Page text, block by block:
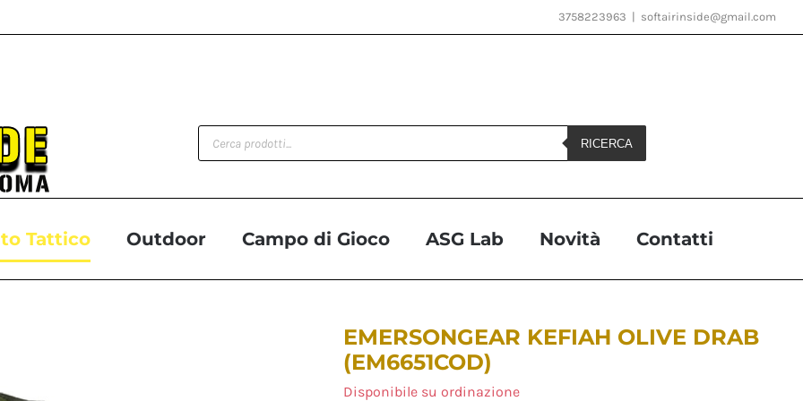
3758223963 softairinside@gmail.com
Products
search
RICERCA
Tattico Outdoor Campo di Gioco ASG Lab Novità Contatti
EMERSONGEAR KEFIAH OLIVE DRAB
(EM6651COD)
Disponibile su ordinazione